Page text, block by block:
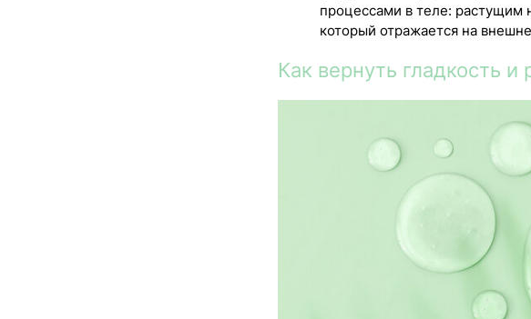
процессами в теле: растущим
который отражается на
Как вернуть гладкость и